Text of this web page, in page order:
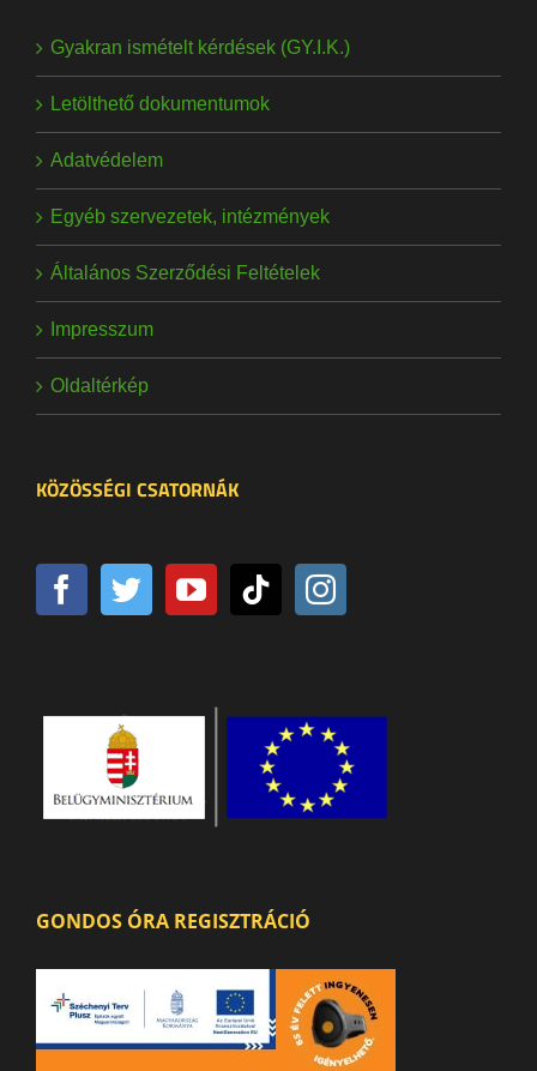
Gyakran ismételt kérdések (GY.I.K.)
Letölthető dokumentumok
Adatvédelem
Egyéb szervezetek, intézmények
Általános Szerződési Feltételek
Impresszum
Oldaltérkép
KÖZÖSSÉGI CSATORNÁK
GONDOS ÓRA REGISZTRÁCIÓ